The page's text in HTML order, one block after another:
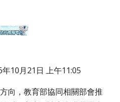
10月21日 上午11:05
向，教育部協同相關部會推